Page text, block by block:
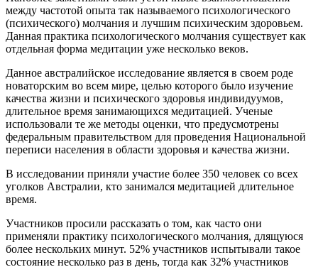
между частотой опыта так называемого психологического
(психического) молчания и лучшим психическим здоровьем.
Данная практика психологического молчания существует как
отдельная форма медитации уже несколько веков.
Данное австралийское исследование является в своем роде
новаторским во всем мире, целью которого было изучение
качества жизни и психического здоровья индивидуумов,
длительное время занимающихся медитацией. Ученые
использовали те же методы оценки, что предусмотрены
федеральным правительством для проведения Национальной
переписи населения в области здоровья и качества жизни.
В исследовании приняли участие более 350 человек со всех
уголков Австралии, кто занимался медитацией длительное
время.
Участников просили рассказать о том, как часто они
применяли практику психологического молчания, длящуюся
более нескольких минут. 52% участников испытывали такое
состояние несколько раз в день, тогда как 32% участников